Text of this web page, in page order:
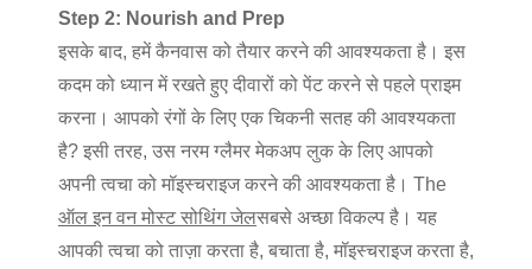
Step 2: Nourish and Prep
इसके बाद, हमें कैनवास को तैयार करने की आवश्यकता है। इस
कदम को ध्यान में रखते हुए दीवारों को पेंट करने से पहले प्राइम
करना। आपको रंगों के लिए एक चिकनी सतह की आवश्यकता
है? इसी तरह, उस नरम ग्लैमर मेकअप लुक के लिए आपको
अपनी त्वचा को मॉइस्चराइज करने की आवश्यकता है। The
ऑल इन वन मोस्ट सोथिंग जेलसबसे अच्छा विकल्प है। यह
आपकी त्वचा को ताज़ा करता है, बचाता है, मॉइस्चराइज करता है,